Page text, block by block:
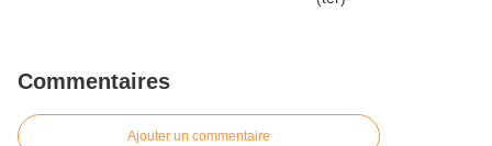
Commentaires
Ajouter un commentaire